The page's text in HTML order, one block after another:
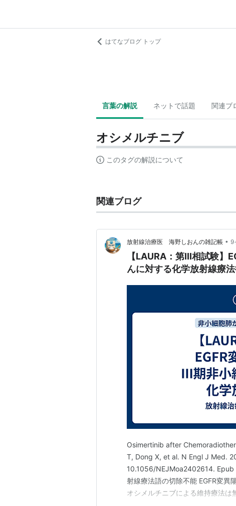
はてなブログ トップ
言葉の解説 ネットで話題 関連ブ
オシメルチニブ
このタグの解説について
関連ブログ
放射線治療医 海野しおんの雑記帳 • 9
【LAURA：第III相試験】
んに対する化学放射線療
Osimertinib after
T, Dong X, et al. N Engl J Med.
10.1056/NEJMoa2402614.
射線療法語の切除不能 EGFR変異
オシメルチニブによる維持療法は